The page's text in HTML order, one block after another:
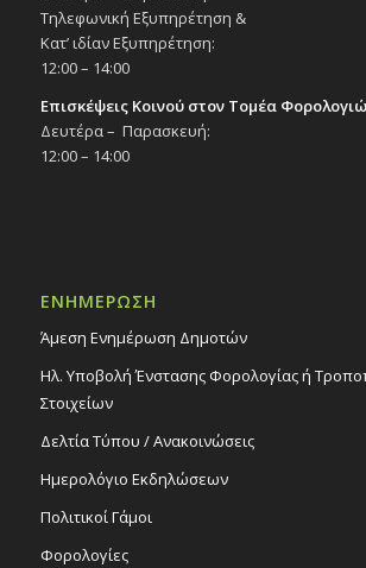
Τηλεφωνική Εξυπηρέτηση &
Κατ’ ιδίαν Εξυπηρέτηση:
12:00 – 14:00
Επισκέψεις Κοινού στον Τομέα
Δευτέρα – Παρασκευή:
12:00 – 14:00
ΕΝΗΜΕΡΩΣΗ
Άμεση Ενημέρωση Δημοτών
Ηλ. Υποβολή Ένστασης Φορολογίας ή
Στοιχείων
Δελτία Τύπου / Ανακοινώσεις
Ημερολόγιο Εκδηλώσεων
Πολιτικοί Γάμοι
Φορολογίες